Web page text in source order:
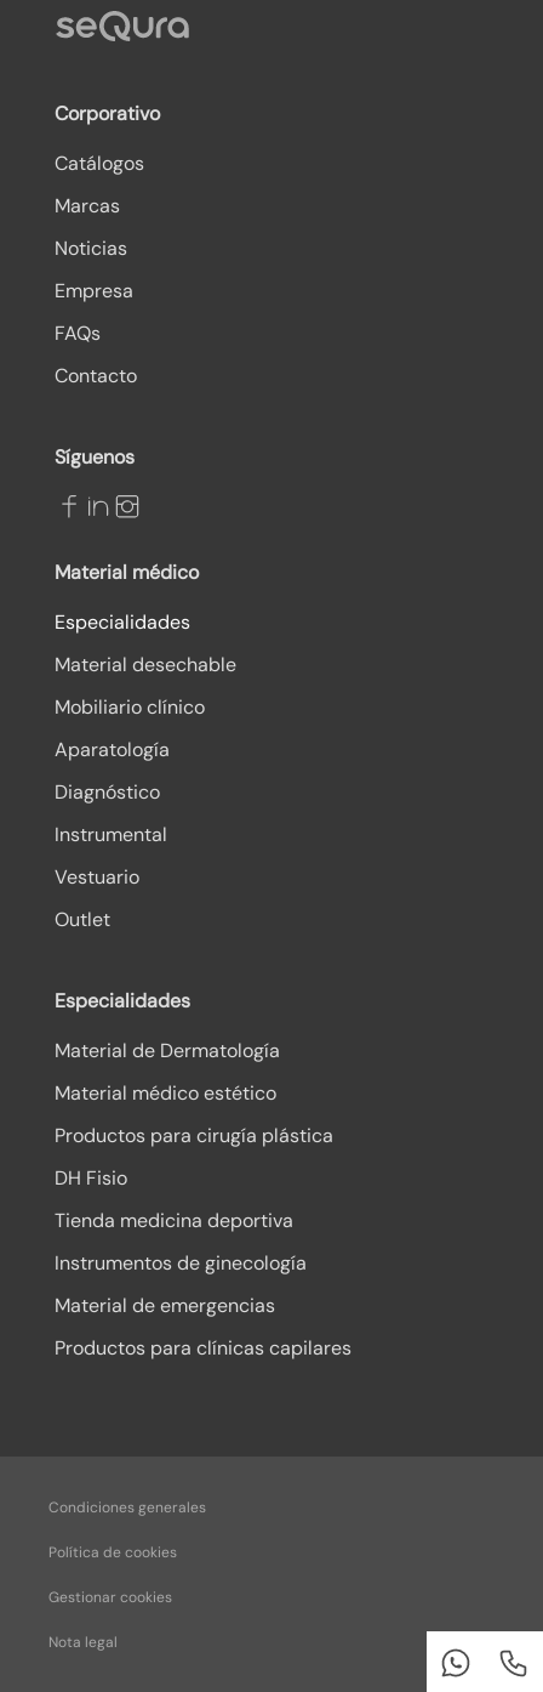
Corporativo
Catálogos
Marcas
Noticias
Empresa
FAQs
Contacto
Síguenos
Material médico
Especialidades
Material desechable
Mobiliario clínico
Aparatología
Diagnóstico
Instrumental
Vestuario
Outlet
Especialidades
Material de Dermatología
Material médico estético
Productos para cirugía plástica
DH Fisio
Tienda medicina deportiva
Instrumentos de ginecología
Material de emergencias
Productos para clínicas capilares
Condiciones generales
Política de cookies
Gestionar cookies
Nota legal